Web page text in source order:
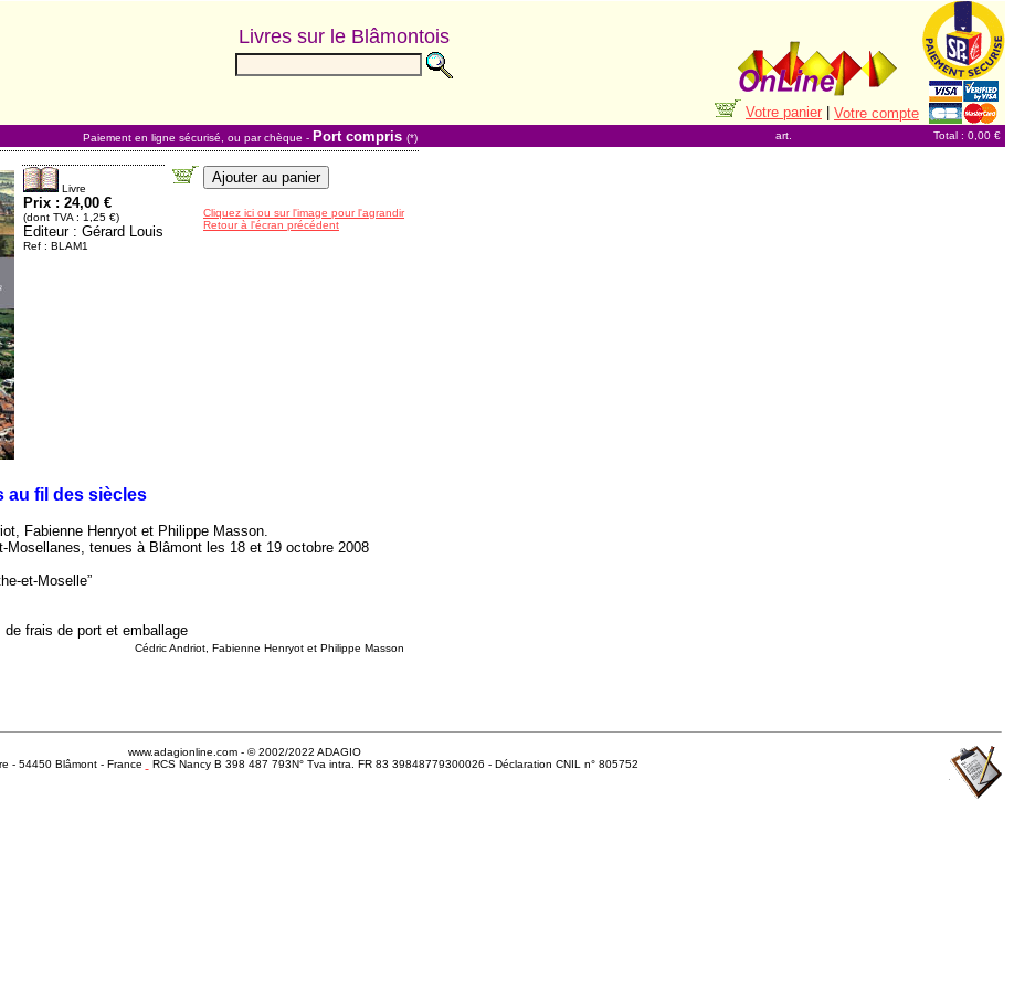
Livres sur le Blâmontois
Votre panier
Votre compte
Paiement en ligne sécurisé, ou par chèque - Port compris (*) art. Total : 0,00 €
Livre
Prix : 24,00 €
(dont TVA : 1,25 €)
Editeur : Gérard Louis
Ref : BLAM1
Cliquez ici ou sur l'image pour l'agrandir
Retour à l'écran précédent
au fil des siècles
Fabienne Henryot et Philippe Masson.
Mosellanes, tenues à Blâmont les 18 et 19 octobre 2008
et-Moselle”
frais de port et emballage
Cédric Andriot, Fabienne Henryot et Philippe Masson
www.adagionline.com - © 2002/2022 ADAGIO
- 54450 Blâmont - France
RCS Nancy B 398 487 793N° Tva intra. FR 83 39848779300026 - Déclaration CNIL n° 805752